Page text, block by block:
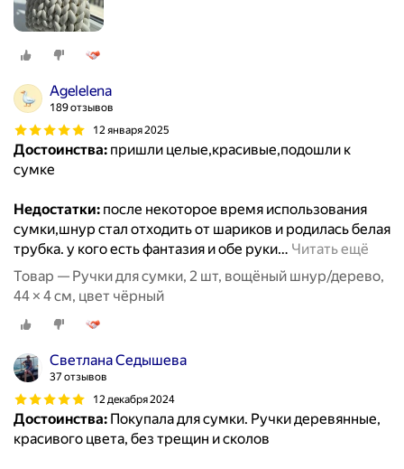
Agelelena
189 отзывов
12 января 2025
Достоинства: пришли целые,красивые,подошли к
сумке
Недостатки: после некоторое время использования
сумки,шнур стал отходить от шариков и родилась белая
трубка. у кого есть фантазия и обе руки… Читать ещё
Товар — Ручки для сумки, 2 шт, вощёный шнур/дерево,
44 × 4 см, цвет чёрный
Светлана Седышева
37 отзывов
12 декабря 2024
Достоинства: Покупала для сумки. Ручки деревянные,
красивого цвета, без трещин и сколов